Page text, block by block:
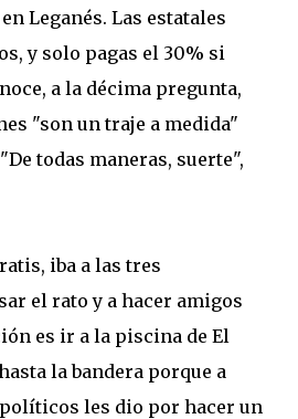
Leganés. Las estatales
y solo pagas el 30% si
a la décima pregunta,
"son un traje a medida"
todas maneras, suerte",
iba a las tres
el rato y a hacer amigos
es ir a la piscina de El
la bandera porque a
les dio por hacer un